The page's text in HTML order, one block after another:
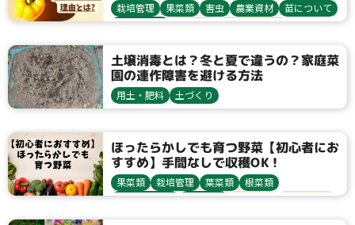
栽培管理 果菜類 害虫 農業資材
苗について
収穫・貯蔵
栽培方法
アブラムシ類
土壌消毒とは？冬と夏で違うの？家庭菜
園の連作障害を避ける方法
用土・肥料 土づくり
ほったらかしでも育つ野菜【初心者にお
すすめ】手間なしで収穫OK！
果菜類 栽培管理 葉菜類
根菜類
健康野菜球根
農業資材 栽培方法
サツマイモ